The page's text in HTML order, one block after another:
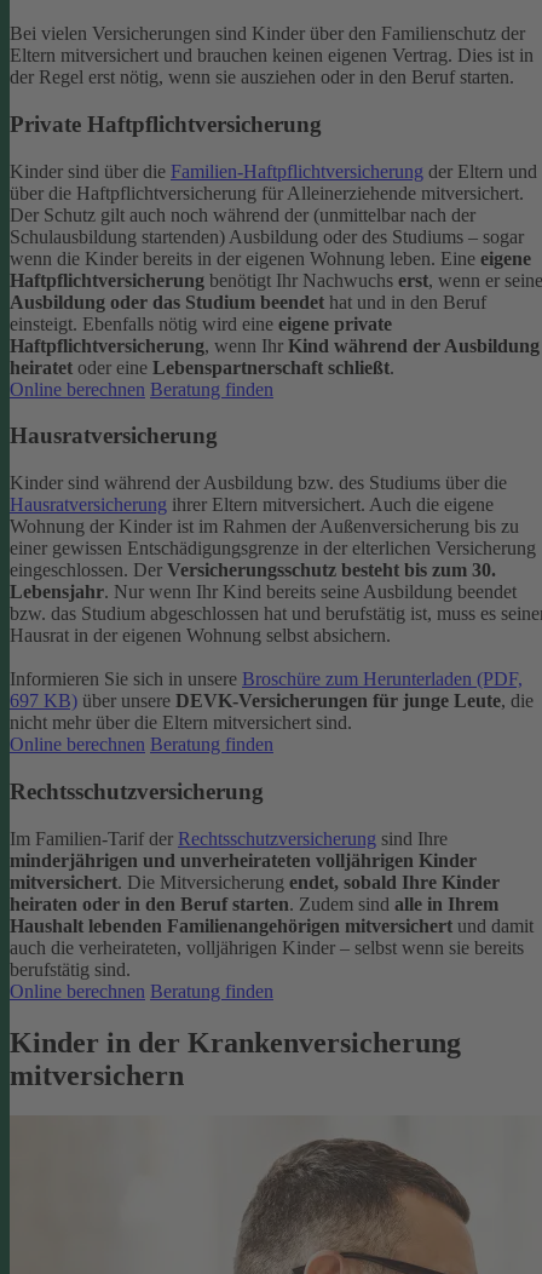
Bei vielen Versicherungen sind Kinder über den Familienschutz der
Eltern mitversichert und brauchen keinen eigenen Vertrag. Dies ist in
der Regel erst nötig, wenn sie ausziehen oder in den Beruf starten.
Private Haftpflichtversicherung
Kinder sind über die Familien-Haftpflichtversicherung der Eltern und
über die Haftpflichtversicherung für Alleinerziehende mitversichert.
Der Schutz gilt auch noch während der (unmittelbar nach der
Schulausbildung startenden) Ausbildung oder des Studiums – sogar
wenn die Kinder bereits in der eigenen Wohnung leben. Eine eigene
Haftpflichtversicherung benötigt Ihr Nachwuchs erst, wenn er seine
Ausbildung oder das Studium beendet hat und in den Beruf
einsteigt. Ebenfalls nötig wird eine eigene private
Haftpflichtversicherung, wenn Ihr Kind während der Ausbildung
heiratet oder eine Lebenspartnerschaft schließt.
Online berechnen Beratung finden
Hausratversicherung
Kinder sind während der Ausbildung bzw. des Studiums über die
Hausratversicherung ihrer Eltern mitversichert. Auch die eigene
Wohnung der Kinder ist im Rahmen der Außenversicherung bis zu
einer gewissen Entschädigungsgrenze in der elterlichen Versicherung
eingeschlossen. Der Versicherungsschutz besteht bis zum 30.
Lebensjahr. Nur wenn Ihr Kind bereits seine Ausbildung beendet
bzw. das Studium abgeschlossen hat und berufstätig ist, muss es
Hausrat in der eigenen Wohnung selbst absichern.
Informieren Sie sich in unsere Broschüre zum Herunterladen (PDF,
697 KB) über unsere DEVK-Versicherungen für junge Leute, die
nicht mehr über die Eltern mitversichert sind.
Online berechnen Beratung finden
Rechtsschutzversicherung
Im Familien-Tarif der Rechtsschutzversicherung sind Ihre
minderjährigen und unverheirateten volljährigen Kinder
mitversichert. Die Mitversicherung endet, sobald Ihre Kinder
heiraten oder in den Beruf starten. Zudem sind alle in Ihrem
Haushalt lebenden Familienangehörigen mitversichert und damit
auch die verheirateten, volljährigen Kinder – selbst wenn sie bereits
berufstätig sind.
Online berechnen Beratung finden
Kinder in der Krankenversicherung
mitversichern